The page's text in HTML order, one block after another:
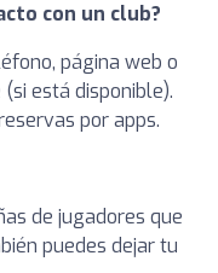
con un club?
página web o
está disponible).
por apps.
de jugadores que
puedes dejar tu